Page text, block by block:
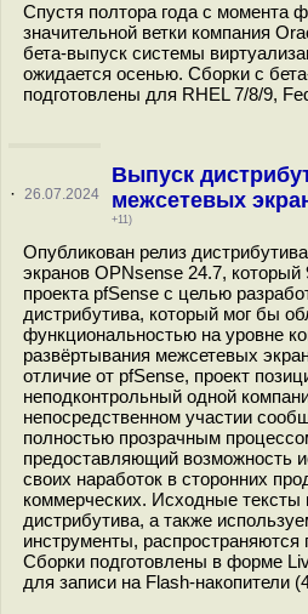
Спустя полтора года с момента
значительной ветки компания
бета-выпуск системы
ожидается осенью. Сборки с
подготовлены для RHEL 7/8/9,
· 26.07.2024
Выпуск
межсетевых
+11)
Опубликован релиз
экранов OPNsense 24.7, который
проекта pfSense с целью
дистрибутива, который мог бы
функциональностью на уровне
развёртывания межсетевых
отличие от pfSense, проект
неподконтрольный одной
непосредственном участии
полностью прозрачным
предоставляющий возможность
своих наработок в сторонних
коммерческих. Исходные тексты
дистрибутива, а также
инструменты, распространяются
Сборки подготовлены в форме
для записи на Flash-накопители